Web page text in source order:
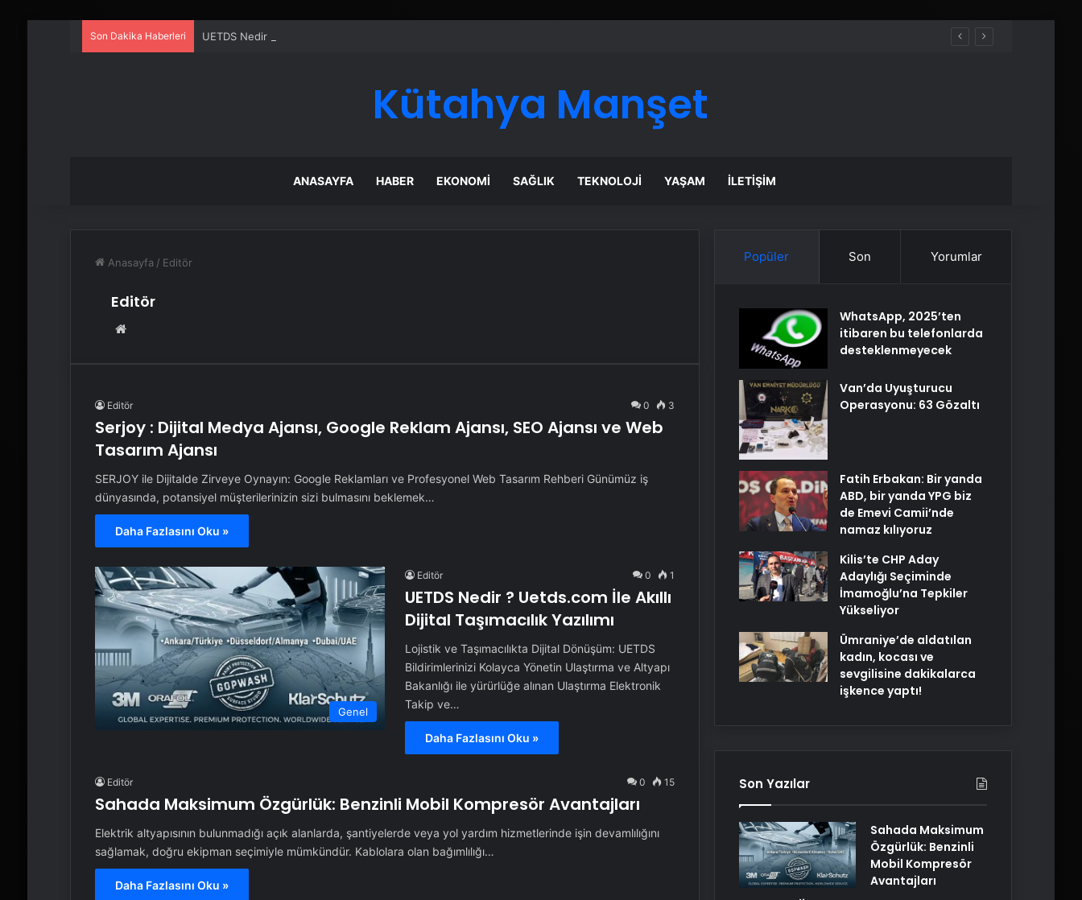
Son Dakika Haberleri UETDS Nedir ? Uetds.com İle Akıllı Dijital Taşımacılık Yazılımı
Kütahya Manşet
ANASAYFA HABER EKONOMI SAĞLIK TEKNOLOJI YAŞAM İLETIŞIM
Anasayfa / Editör
Editör
Editör 0 3
Serjoy : Dijital Medya Ajansı, Google Reklam Ajansı, SEO Ajansı ve Web
Tasarım Ajansı
SERJOY ile Dijitalde Zirveye Oynayın: Google Reklamları ve Profesyonel Web Tasarım Rehberi Günümüz iş
dünyasında, potansiyel müşterilerinizin sizi bulmasını beklemek…
Daha Fazlasını Oku »
Genel
Editör 0 1
UETDS Nedir ? Uetds.com İle Akıllı
Dijital Taşımacılık Yazılımı
Lojistik ve Taşımacılıkta Dijital Dönüşüm: UETDS
Bildirimlerinizi Kolayca Yönetin Ulaştırma ve Altyapı
Bakanlığı ile yürürlüğe alınan Ulaştırma Elektronik
Takip ve…
Daha Fazlasını Oku »
Editör 0 15
Sahada Maksimum Özgürlük: Benzinli Mobil Kompresör Avantajları
Elektrik altyapısının bulunmadığı açık alanlarda, şantiyelerde veya yol yardım hizmetlerinde işin devamlılığını
sağlamak, doğru ekipman seçimiyle mümkündür. Kablolara olan bağımlılığı…
Daha Fazlasını Oku »
Popüler Son Yorumlar
WhatsApp, 2025’ten
itibaren bu telefonlarda
desteklenmeyecek
Van’da Uyuşturucu
Operasyonu: 63 Gözaltı
Fatih Erbakan: Bir yanda
ABD, bir yanda YPG biz
de Emevi Camii’nde
namaz kılıyoruz
Kilis’te CHP Aday
Adaylığı Seçiminde
İmamoğlu’na Tepkiler
Yükseliyor
Ümraniye’de aldatılan
kadın, kocası ve
sevgilisine dakikalarca
işkence yaptı!
Son Yazılar
Sahada Maksimum
Özgürlük: Benzinli
Mobil Kompresör
Avantajları